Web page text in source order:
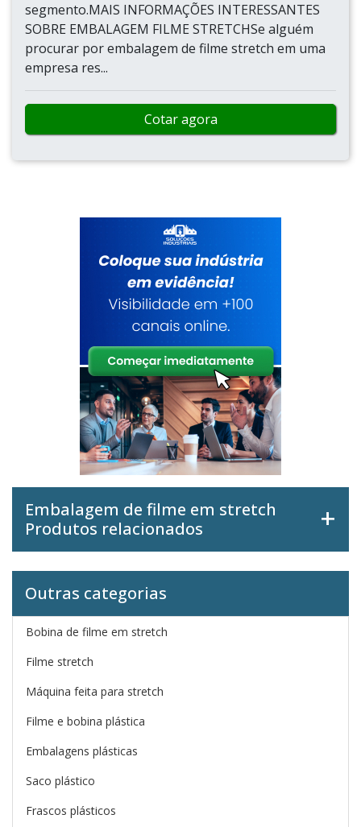
segmento.MAIS INFORMAÇÕES INTERESSANTES
SOBRE EMBALAGEM FILME STRETCHSe alguém
procurar por embalagem de filme stretch em uma
empresa res...
Cotar agora
Embalagem de filme em stretch
Produtos relacionados
Outras categorias
Bobina de filme em stretch
Filme stretch
Máquina feita para stretch
Filme e bobina plástica
Embalagens plásticas
Saco plástico
Frascos plásticos